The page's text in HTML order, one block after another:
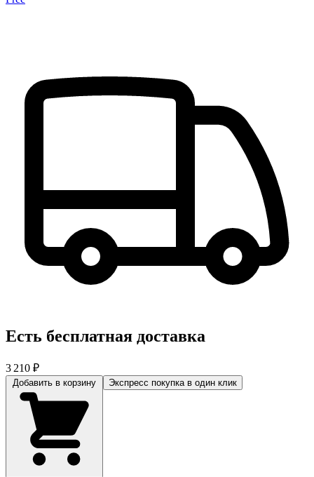
Есть бесплатная доставка
3 210 ₽
Экспресс покупка в один клик